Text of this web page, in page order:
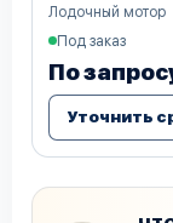
Лодочный мотор
Под заказ
По
Уточнить